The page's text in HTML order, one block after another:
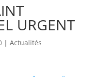
URGENT
| Actualités